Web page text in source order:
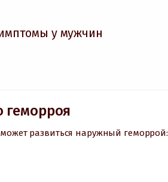
у мужчин
геморроя
развиться наружный геморрой: